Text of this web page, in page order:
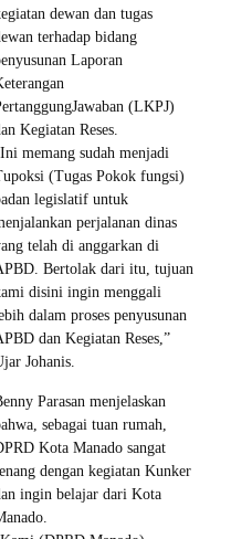
dewan dan tugas
terhadap bidang
Laporan
(LKPJ)
Kegiatan Reses.
memang sudah menjadi
(Tugas Pokok fungsi)
legislatif untuk
perjalanan dinas
telah di anggarkan di
Bertolak dari itu, tujuan
disini ingin menggali
dalam proses penyusunan
dan Kegiatan Reses,”
Johanis.
Parasan menjelaskan
sebagai tuan rumah,
Kota Manado sangat
dengan kegiatan Kunker
ingin belajar dari Kota